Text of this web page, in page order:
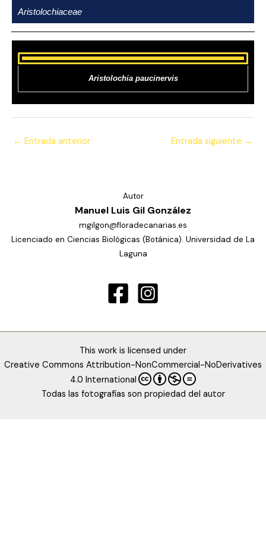
contenido
Aristolochiaceae
Aristolochia paucinervis
← Entrada anterior Entrada siguiente →
Autor
Manuel Luis Gil González
mgilgon@floradecanarias.es
Licenciado en Ciencias Biológicas (Botánica). Universidad de La
Laguna
This work is licensed under
Creative Commons Attribution-NonCommercial-NoDerivatives
4.0 International
Todas las fotografías son propiedad del autor